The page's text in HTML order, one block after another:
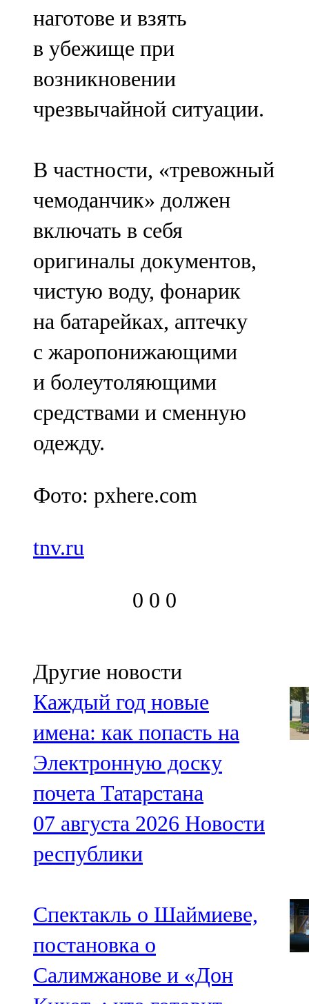
наготове и взять
в убежище при
возникновении
чрезвычайной ситуации.
В частности, «тревожный
чемоданчик» должен
включать в себя
оригиналы документов,
чистую воду, фонарик
на батарейках, аптечку
с жаропонижающими
и болеутоляющими
средствами и сменную
одежду.
Фото: pxhere.com
tnv.ru
0 0 0
Другие новости
Каждый год новые
имена: как попасть на
Электронную доску
почета Татарстана
07 августа 2026 Новости
республики
Спектакль о Шаймиеве,
постановка о
Салимжанове и «Дон